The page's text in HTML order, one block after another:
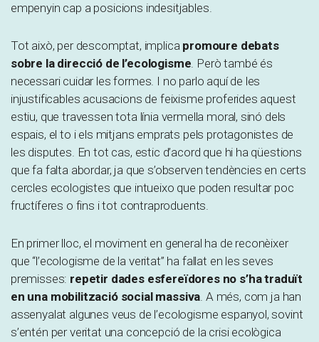
empenyin cap a posicions indesitjables.
Tot això, per descomptat, implica promoure debats
sobre la direcció de l’ecologisme. Però també és
necessari cuidar les formes. I no parlo aquí de les
injustificables acusacions de feixisme proferides aquest
estiu, que travessen tota línia vermella moral, sinó dels
espais, el to i els mitjans emprats pels protagonistes de
les disputes. En tot cas, estic d’acord que hi ha qüestions
que fa falta abordar, ja que s’observen tendències en certs
cercles ecologistes que intueixo que poden resultar poc
fructíferes o fins i tot contraproduents.
En primer lloc, el moviment en general ha de reconèixer
que “l’ecologisme de la veritat” ha fallat en les seves
premisses: repetir dades esfereïdores no s’ha traduït
en una mobilització social massiva. A més, com ja han
assenyalat algunes veus de l’ecologisme espanyol, sovint
s’entén per veritat una concepció de la crisi ecològica